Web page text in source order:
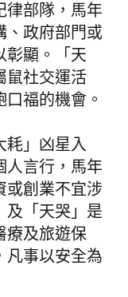
律部隊，馬年
、政府部門或
彰顯。「天
鼠社交運活
福的機會。
耗」凶星入
人言行，馬年
或創業不宜涉
及「天哭」是
療及旅遊保
凡事以安全為